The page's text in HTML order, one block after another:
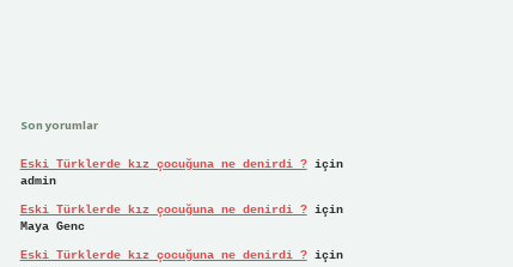
Son yorumlar
Eski Türklerde kız çocuğuna ne denirdi ?için
admin
Eski Türklerde kız çocuğuna ne denirdi ?için
Maya Genc
Eski Türklerde kız çocuğuna ne denirdi ?için